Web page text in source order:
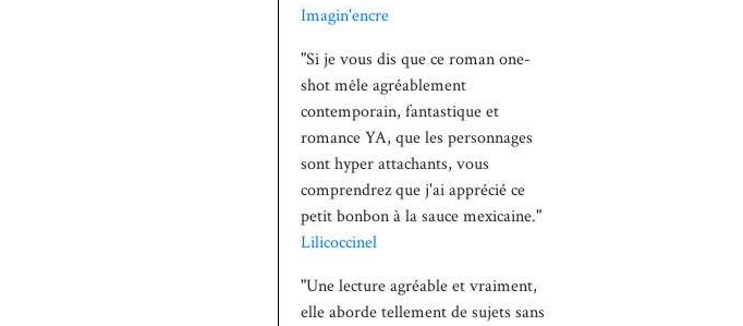
Imagin'encre
"Si je vous dis que ce roman one-
shot mêle agréablement
contemporain, fantastique et
romance YA, que les personnages
sont hyper attachants, vous
comprendrez que j'ai apprécié ce
petit bonbon à la sauce mexicaine."
Lilicoccinel
"Une lecture agréable et vraiment,
elle aborde tellement de sujets sans